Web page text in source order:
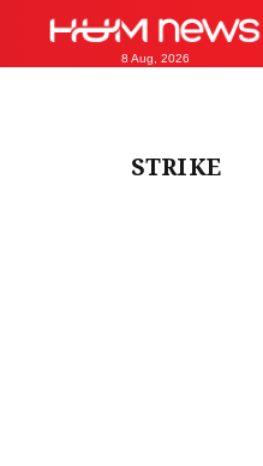
8 Aug, 2026
STRIKE